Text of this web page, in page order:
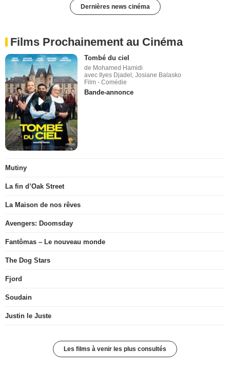
Dernières news cinéma
Films Prochainement au Cinéma
Tombé du ciel
de Mohamed Hamidi
avec Ilyes Djadel, Josiane Balasko
Film - Comédie
Bande-annonce
Mutiny
La fin d’Oak Street
La Maison de nos rêves
Avengers: Doomsday
Fantômas – Le nouveau monde
The Dog Stars
Fjord
Soudain
Justin le Juste
Les films à venir les plus consultés